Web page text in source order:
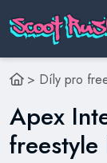
> Díly pro
Apex